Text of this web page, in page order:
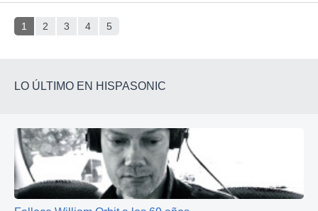
1 2 3 4 5
LO ÚLTIMO EN HISPASONIC